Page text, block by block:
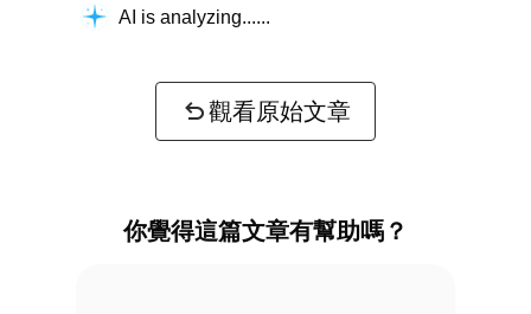
AI is analyzing...
觀看原始文章
你覺得這篇文章有幫助嗎？